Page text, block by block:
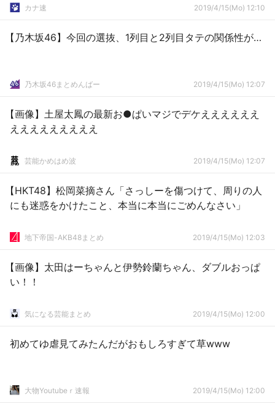
カナ速 2019/4/15(Mo) 12:10
【乃木坂46】今回の選抜、1列目と2列目タテの関係性が…
乃木坂46まとめんばー 2019/4/15(Mo) 12:07
【画像】土屋太鳳の最新お●ぱいマジでデケええええええ
えええええええええ
芸能かめはめ波 2019/4/15(Mo) 12:07
【HKT48】松岡菜摘さん「さっしーを傷つけて、周りの人
にも迷惑をかけたこと、本当に本当にごめんなさい」
地下帝国-AKB48まとめ 2019/4/15(Mo) 12:03
【画像】太田はーちゃんと伊勢鈴蘭ちゃん、ダブルおっぱ
い！！
気になる芸能まとめ 2019/4/15(Mo) 12:00
初めてゆ虐見てみたんだがおもしろすぎて草www
大物Youtubeｒ速報 2019/4/15(Mo) 12:00